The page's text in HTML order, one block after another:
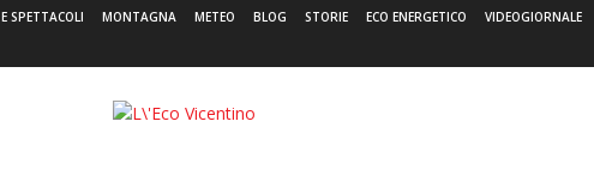
SPETTACOLI MONTAGNA METEO BLOG STORIE ECO ENERGETICO VIDEOGIORNALE
L'Eco